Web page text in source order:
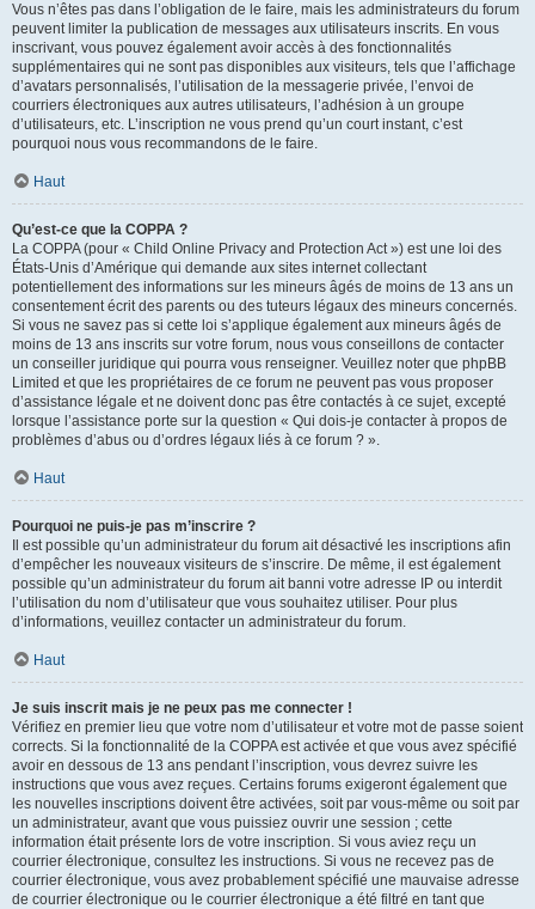
Vous n’êtes pas dans l’obligation de le faire, mais les administrateurs du forum
peuvent limiter la publication de messages aux utilisateurs inscrits. En vous
inscrivant, vous pouvez également avoir accès à des fonctionnalités
supplémentaires qui ne sont pas disponibles aux visiteurs, tels que l’affichage
d’avatars personnalisés, l’utilisation de la messagerie privée, l’envoi de
courriers électroniques aux autres utilisateurs, l’adhésion à un groupe
d’utilisateurs, etc. L’inscription ne vous prend qu’un court instant, c’est
pourquoi nous vous recommandons de le faire.
Haut
Qu’est-ce que la COPPA ?
La COPPA (pour « Child Online Privacy and Protection Act ») est une loi des
États-Unis d’Amérique qui demande aux sites internet collectant
potentiellement des informations sur les mineurs âgés de moins de 13 ans un
consentement écrit des parents ou des tuteurs légaux des mineurs concernés.
Si vous ne savez pas si cette loi s’applique également aux mineurs âgés de
moins de 13 ans inscrits sur votre forum, nous vous conseillons de contacter
un conseiller juridique qui pourra vous renseigner. Veuillez noter que phpBB
Limited et que les propriétaires de ce forum ne peuvent pas vous proposer
d’assistance légale et ne doivent donc pas être contactés à ce sujet, excepté
lorsque l’assistance porte sur la question « Qui dois-je contacter à propos de
problèmes d’abus ou d’ordres légaux liés à ce forum ? ».
Haut
Pourquoi ne puis-je pas m’inscrire ?
Il est possible qu’un administrateur du forum ait désactivé les inscriptions afin
d’empêcher les nouveaux visiteurs de s’inscrire. De même, il est également
possible qu’un administrateur du forum ait banni votre adresse IP ou interdit
l’utilisation du nom d’utilisateur que vous souhaitez utiliser. Pour plus
d’informations, veuillez contacter un administrateur du forum.
Haut
Je suis inscrit mais je ne peux pas me connecter !
Vérifiez en premier lieu que votre nom d’utilisateur et votre mot de passe soient
corrects. Si la fonctionnalité de la COPPA est activée et que vous avez spécifié
avoir en dessous de 13 ans pendant l’inscription, vous devrez suivre les
instructions que vous avez reçues. Certains forums exigeront également que
les nouvelles inscriptions doivent être activées, soit par vous-même ou soit par
un administrateur, avant que vous puissiez ouvrir une session ; cette
information était présente lors de votre inscription. Si vous aviez reçu un
courrier électronique, consultez les instructions. Si vous ne recevez pas de
courrier électronique, vous avez probablement spécifié une mauvaise adresse
de courrier électronique ou le courrier électronique a été filtré en tant que